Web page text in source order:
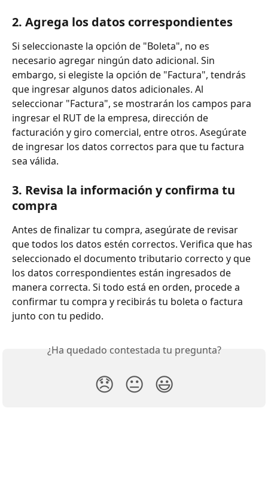
2. Agrega los datos correspondientes
Si seleccionaste la opción de "Boleta", no es
necesario agregar ningún dato adicional. Sin
embargo, si elegiste la opción de "Factura", tendrás
que ingresar algunos datos adicionales. Al
seleccionar "Factura", se mostrarán los campos para
ingresar el RUT de la empresa, dirección de
facturación y giro comercial, entre otros. Asegúrate
de ingresar los datos correctos para que tu factura
sea válida.
3. Revisa la información y confirma tu
compra
Antes de finalizar tu compra, asegúrate de revisar
que todos los datos estén correctos. Verifica que has
seleccionado el documento tributario correcto y que
los datos correspondientes están ingresados de
manera correcta. Si todo está en orden, procede a
confirmar tu compra y recibirás tu boleta o factura
junto con tu pedido.
¿Ha quedado contestada tu pregunta?
😞 😐 😃